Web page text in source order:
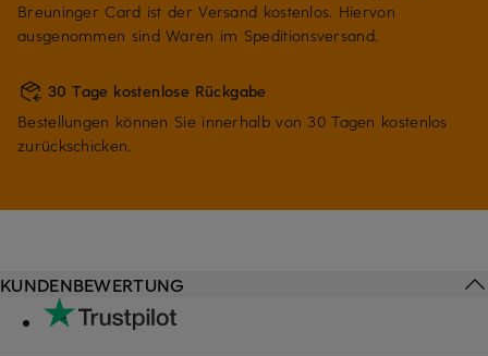
Breuninger Card ist der Versand kostenlos. Hiervon
ausgenommen sind Waren im Speditionsversand.
30 Tage kostenlose Rückgabe
Bestellungen können Sie innerhalb von 30 Tagen kostenlos
zurückschicken.
KUNDENBEWERTUNG